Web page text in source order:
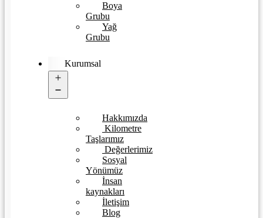
Boya
Grubu
Yağ
Grubu
Kurumsal
menu
Hakkımızda
Kilometre
Taşlarımız
Değerlerimiz
Sosyal
Yönümüz
İnsan
kaynakları
İletişim
Blog